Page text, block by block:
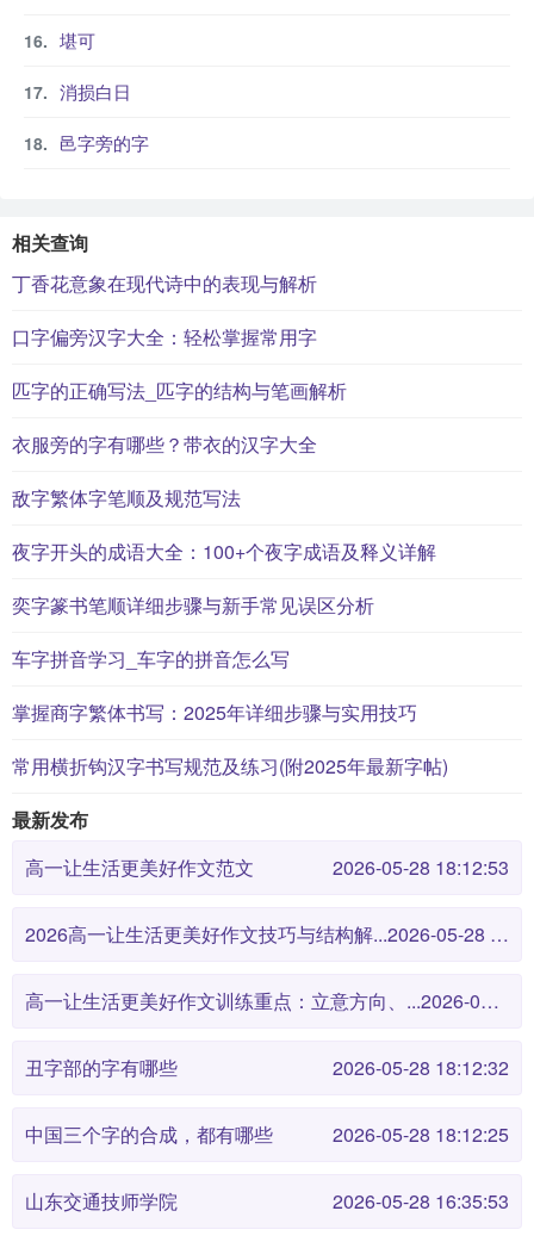
堪可
消损白日
邑字旁的字
相关查询
丁香花意象在现代诗中的表现与解析
口字偏旁汉字大全：轻松掌握常用字
匹字的正确写法_匹字的结构与笔画解析
衣服旁的字有哪些？带衣的汉字大全
敌字繁体字笔顺及规范写法
夜字开头的成语大全：100+个夜字成语及释义详解
奕字篆书笔顺详细步骤与新手常见误区分析
车字拼音学习_车字的拼音怎么写
掌握商字繁体书写：2025年详细步骤与实用技巧
常用横折钩汉字书写规范及练习(附2025年最新字帖)
最新发布
高一让生活更美好作文范文
2026-05-28 18:12:53
2026高一让生活更美好作文技巧与结构解... 2026-05-28 18:12:46
高一让生活更美好作文训练重点：立意方向、... 2026-05-28 18:12:38
丑字部的字有哪些 2026-05-28 18:12:32
中国三个字的合成，都有哪些 2026-05-28 18:12:25
山东交通技师学院 2026-05-28 16:35:53